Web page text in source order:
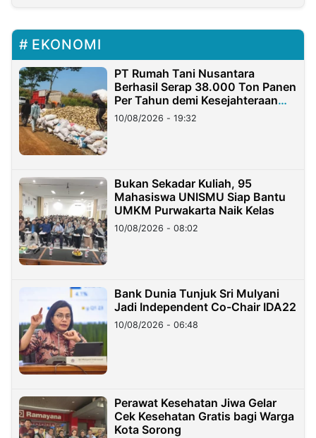
EKONOMI
PT Rumah Tani Nusantara
Berhasil Serap 38.000 Ton Panen
Per Tahun demi Kesejahteraan
Petani
10/08/2026 - 19:32
Bukan Sekadar Kuliah, 95
Mahasiswa UNISMU Siap Bantu
UMKM Purwakarta Naik Kelas
10/08/2026 - 08:02
Bank Dunia Tunjuk Sri Mulyani
Jadi Independent Co-Chair IDA22
10/08/2026 - 06:48
Perawat Kesehatan Jiwa Gelar
Cek Kesehatan Gratis bagi Warga
Kota Sorong